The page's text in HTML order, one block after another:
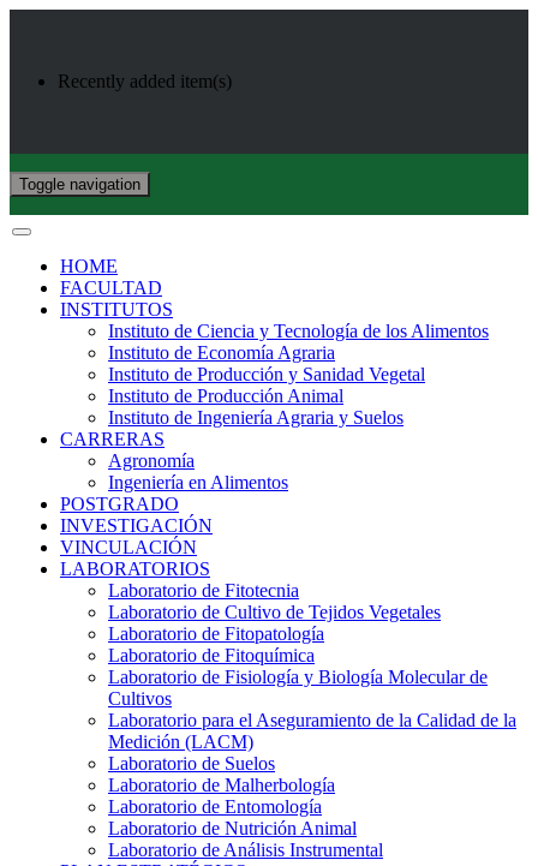
Recently added item(s)
Toggle navigation
HOME
FACULTAD
INSTITUTOS
Instituto de Ciencia y Tecnología de los Alimentos
Instituto de Economía Agraria
Instituto de Producción y Sanidad Vegetal
Instituto de Producción Animal
Instituto de Ingeniería Agraria y Suelos
CARRERAS
Agronomía
Ingeniería en Alimentos
POSTGRADO
INVESTIGACIÓN
VINCULACIÓN
LABORATORIOS
Laboratorio de Fitotecnia
Laboratorio de Cultivo de Tejidos Vegetales
Laboratorio de Fitopatología
Laboratorio de Fitoquímica
Laboratorio de Fisiología y Biología Molecular de
Cultivos
Laboratorio para el Aseguramiento de la Calidad de la
Medición (LACM)
Laboratorio de Suelos
Laboratorio de Malherbología
Laboratorio de Entomología
Laboratorio de Nutrición Animal
Laboratorio de Análisis Instrumental